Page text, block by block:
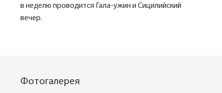
в неделю проводится Гала-ужин и Сицилийский
вечер.
Фотогалерея